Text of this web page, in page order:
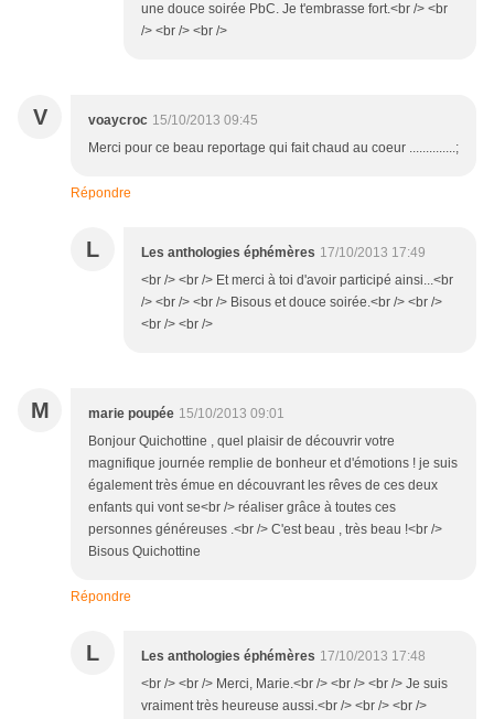
une douce soirée PbC. Je t'embrasse fort.<br /> <br
/> <br /> <br />
V voaycroc 15/10/2013 09:45
Merci pour ce beau reportage qui fait chaud au coeur ..............;
Répondre
L Les anthologies éphémères 17/10/2013 17:49
<br /> <br /> Et merci à toi d'avoir participé ainsi...<br
/> <br /> <br /> Bisous et douce soirée.<br /> <br />
<br /> <br />
M marie poupée 15/10/2013 09:01
Bonjour Quichottine , quel plaisir de découvrir votre
magnifique journée remplie de bonheur et d'émotions ! je suis
également très émue en découvrant les rêves de ces deux
enfants qui vont se<br /> réaliser grâce à toutes ces
personnes généreuses .<br /> C'est beau , très beau !<br />
Bisous Quichottine
Répondre
L Les anthologies éphémères 17/10/2013 17:48
<br /> <br /> Merci, Marie.<br /> <br /> <br /> Je suis
vraiment très heureuse aussi.<br /> <br /> <br />